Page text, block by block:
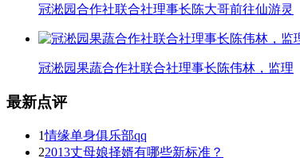
冠淞园合作社联合社理事长陈大哥前往仙游灵
冠淞园果蔬合作社联合社理事长陈伟林，监理
最新点评
1情缘单身俱乐部qq
22013丈母娘择婿有哪些新标准？